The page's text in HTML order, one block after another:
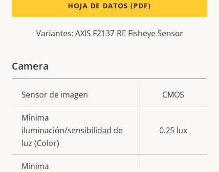
HOJA DE DATOS (PDF)
Variantes: AXIS F2137-RE Fisheye Sensor
Camera
Descripción
de
propiedad
la
Sensor de imagen CMOS
Mínima
iluminación/sensibilidad de
luz (Color)
0.25 lux
Mínima